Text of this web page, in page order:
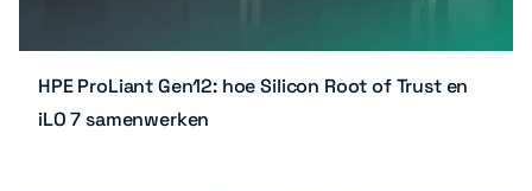
HPE ProLiant Gen12: hoe Silicon Root of Trust en
iLO 7 samenwerken